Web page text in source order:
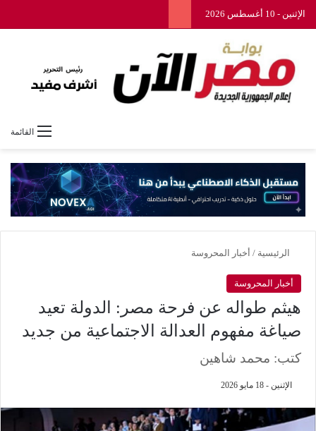
الإثنين - 10 أغسطس 2026
القائمة
الرئيسية / أخبار المحروسة
أخبار المحروسة
هيثم طواله عن فرحة مصر: الدولة تعيد
صياغة مفهوم العدالة الاجتماعية من جديد
كتب: محمد شاهين
الإثنين - 18 مايو 2026